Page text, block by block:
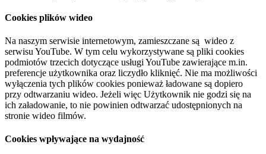
Cookies plików wideo
Na naszym serwisie internetowym, zamieszczane są wideo z
serwisu YouTube. W tym celu wykorzystywane są pliki cookies
podmiotów trzecich dotyczące usługi YouTube zawierające m.in.
preferencje użytkownika oraz liczydło kliknięć. Nie ma możliwości
wyłączenia tych plików cookies ponieważ ładowane są dopiero
przy odtwarzaniu wideo. Jeżeli więc Użytkownik nie godzi się na
ich załadowanie, to nie powinien odtwarzać udostępnionych na
stronie wideo filmów.
Cookies wpływające na wydajność